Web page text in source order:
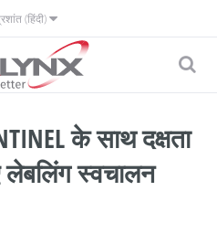
(हिंदी)
के साथ दक्षता
स्वचालन